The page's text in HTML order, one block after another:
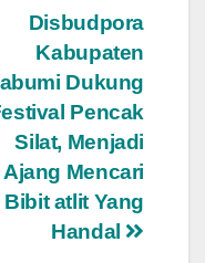
Disbudpora
Kabupaten
Dukung
Pencak
Silat, Menjadi
Ajang Mencari
Bibit atlit Yang
Handal